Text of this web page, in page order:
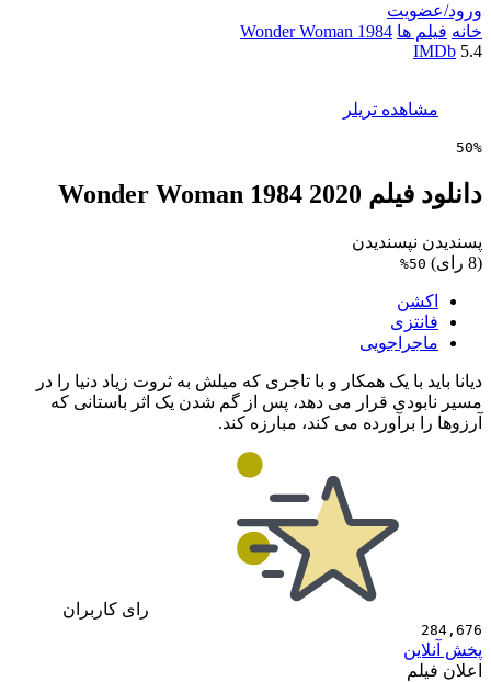
ورود/عضویت
خانه فیلم ها Wonder Woman 1984
IMDb 5.4
مشاهده تریلر
50%
دانلود فیلم Wonder Woman 1984 2020
پسندیدن نپسندیدن
(8 رای)
50%
اکشن
فانتزی
ماجراجویی
دیانا باید با یک همکار و با تاجری که میلش به ثروت زیاد دنیا را در
مسیر نابودی قرار می دهد، پس از گم شدن یک اثر باستانی که
آرزوها را برآورده می کند، مبارزه کند.
رای کاربران
284,676
پخش آنلاین
اعلان فیلم